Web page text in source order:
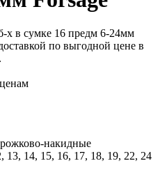
накидные
13, 14, 15, 16, 17, 18, 19, 22, 24